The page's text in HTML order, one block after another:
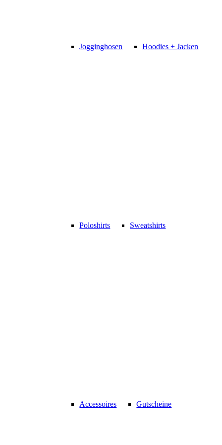
Jogginghosen Hoodies + Jacken
Poloshirts Sweatshirts
Accessoires Gutscheine